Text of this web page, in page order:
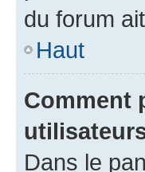
du forum
Haut
Comment
Dans le